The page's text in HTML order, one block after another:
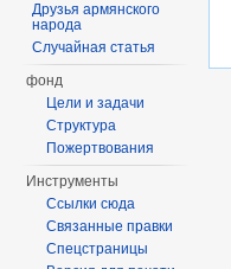
Друзья армянского
народа
Случайная статья
фонд
Цели и задачи
Структура
Пожертвования
Инструменты
Ссылки сюда
Связанные правки
Спецстраницы